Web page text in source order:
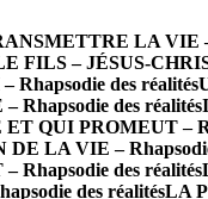
LA VIE –
FILS – JÉSUS-
Rhapsodie des réalités
des réalités
QUI PROMEUT –
LA VIE –
Rhapsodie des réalités
des réalitésLA